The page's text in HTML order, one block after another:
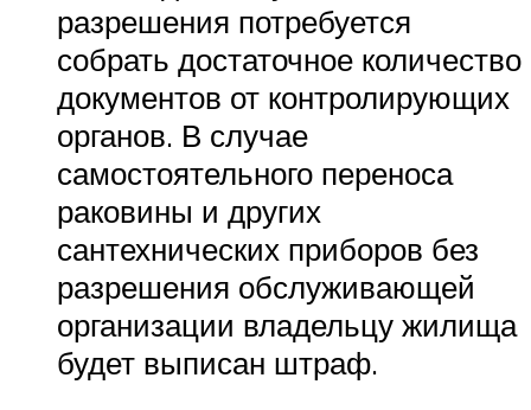
разрешения потребуется
собрать достаточное количество
документов от контролирующих
органов. В случае
самостоятельного переноса
раковины и других
сантехнических приборов без
разрешения обслуживающей
организации владельцу жилища
будет выписан штраф.